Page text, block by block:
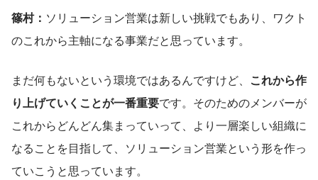
篠村： ソリューション営業は新しい挑戦でもあり、ワクト
のこれから主軸になる事業だと思っています。
まだ何もないという環境ではあるんですけど、 これから作
り上げていくことが一番重要です。そのためのメンバーが
これからどんどん集まっていって、より一層楽しい組織に
なることを目指して、ソリューション営業という形を作っ
ていこうと思っています。